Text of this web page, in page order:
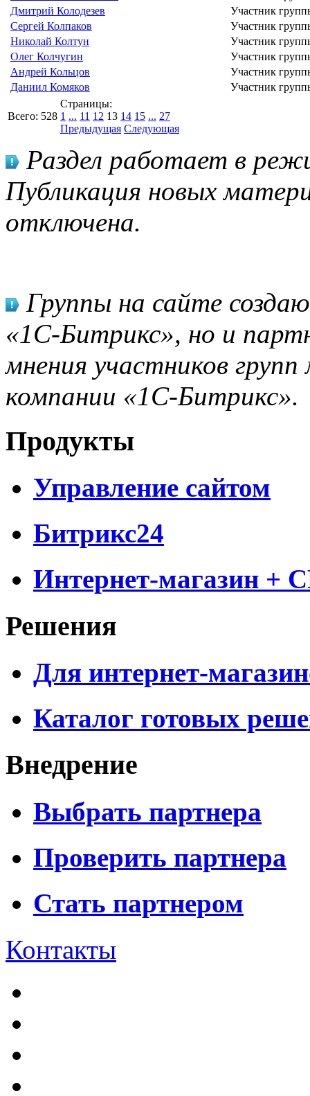
Дмитрий Колодезев
Участник
Сергей Колпаков
Участник
Николай Колтун
Участник
Олег Колчугин
Участник
Андрей Кольцов
Участник
Даниил Комяков
Участник
Всего: 528
Страницы:
1 ... 11 12 13 14 15 ... 27
Предыдущая Следующая
Раздел работает в
Публикация новых
отключена.
Группы на сайте
«1С-Битрикс», но и
мнения участников
компании «1С-Битрикс».
Продукты
Управление сайтом
Битрикс24
Интернет-магазин +
Решения
Для интернет-
Каталог готовых
Внедрение
Выбрать партнера
Проверить партнера
Стать партнером
Контакты